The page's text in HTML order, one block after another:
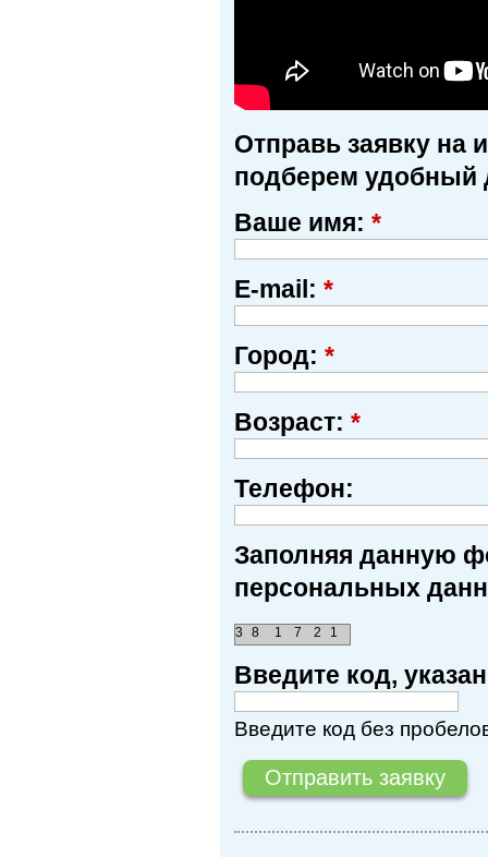
Отправь заявку на
подберем удобный
Ваше имя: *
E-mail: *
Город: *
Возраст: *
Телефон:
Заполняя данную
персональных
2 1
7
1
3 8
Введите код,
Введите код без